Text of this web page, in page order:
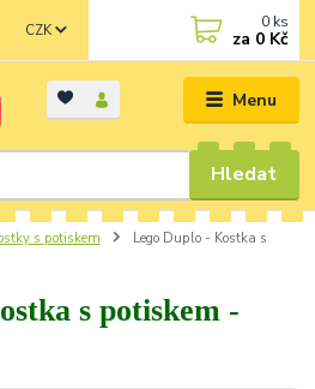
Menu
CZK
Hledat
0 ks
za 0 Kč
s potiskem
Lego Duplo - Kostka s
s potiskem -